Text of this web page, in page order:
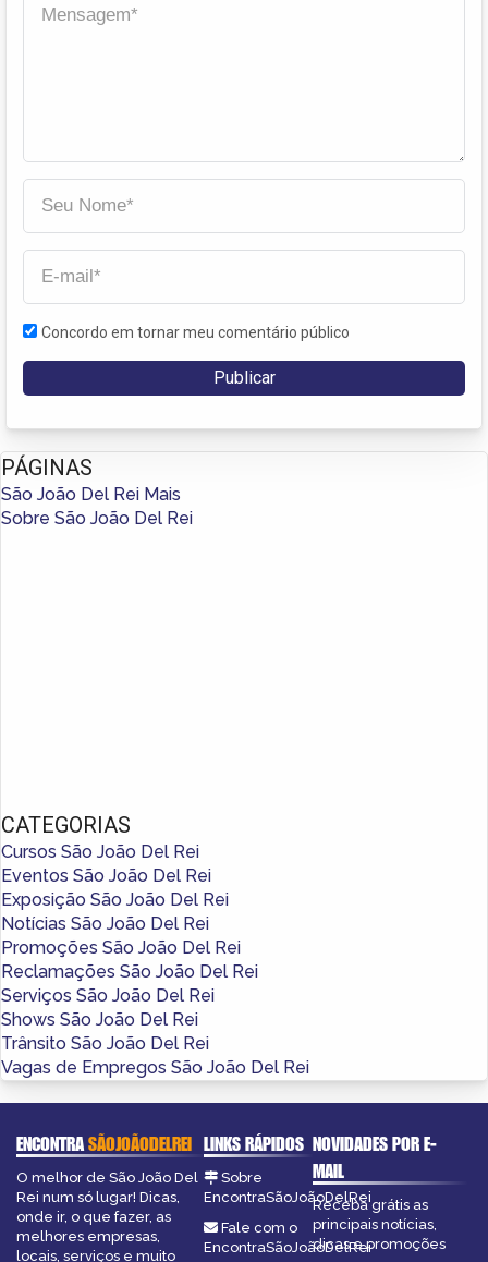
Concordo em tornar meu comentário público
PÁGINAS
São João Del Rei Mais
Sobre São João Del Rei
CATEGORIAS
Cursos São João Del Rei
Eventos São João Del Rei
Exposição São João Del Rei
Notícias São João Del Rei
Promoções São João Del Rei
Reclamações São João Del Rei
Serviços São João Del Rei
Shows São João Del Rei
Trânsito São João Del Rei
Vagas de Empregos São João Del Rei
ENCONTRASÃOJOÃODELREI
O melhor de São João Del
Rei num só lugar! Dicas,
onde ir, o que fazer, as
melhores empresas,
locais, serviços e muito
LINKS RÁPIDOS
Sobre
EncontraSãoJoãoDelRei
Fale com o
EncontraSãoJoãoDelRei
NOVIDADES POR E-
MAIL
Receba grátis as
principais notícias,
dicas e promoções